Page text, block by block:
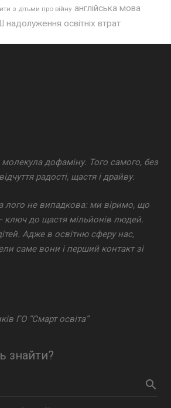
з дітьми про війну англійська мова
надолуження освітніх втрат
дофаміну. Того самого, без
радості, щастя і драйву.
лого не випадкова: ми віримо, що
ключ до щастя мільйонів людей.
Адже в освітню сферу нас,
саме вони і перший контакт зі
ГО “Смарт освіта”
знайти?